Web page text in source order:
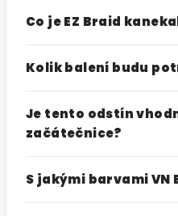
Co je EZ Braid
Kolik balení budu
Je tento odstín
začátečnice?
S jakými barvami VN